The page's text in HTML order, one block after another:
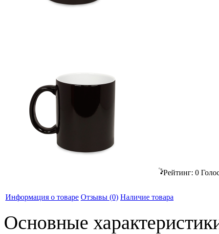
Рейтинг: 0
Информация о товаре Отзывы (0) Наличие товара
Основные